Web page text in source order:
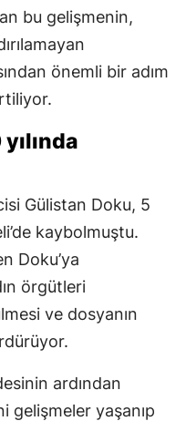
bu gelişmenin,
önemli bir adım
Gülistan Doku, 5
kaybolmuştu.
Doku’ya
örgütleri
ve dosyanın
ardından
gelişmeler yaşanıp